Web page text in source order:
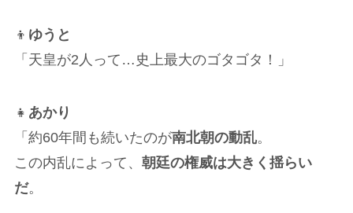
👦 ゆうと
「天皇が2人って…史上最大のゴタゴタ！」
👧 あかり
「約60年間も続いたのが南北朝の動乱。
この内乱によって、 朝廷の権威は大きく揺らい
だ。